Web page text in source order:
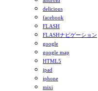
delicious
facebook
FLASH
FLASHナビゲーション
google
google map
HTML5
ipad
iphone
mixi